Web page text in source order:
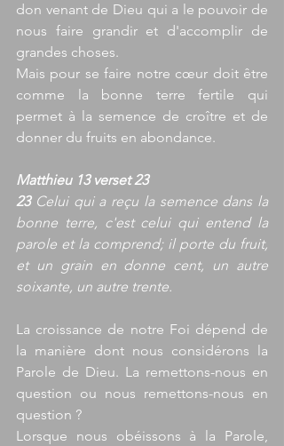
don venant de Dieu qui a le pouvoir de
nous faire grandir et d'accomplir de
grandes choses.
Mais pour se faire notre cœur doit être
comme la bonne terre fertile qui
permet à la semence de croître et de
donner du fruits en abondance.
Matthieu 13 verset 23
23 Celui qui a reçu la semence dans la
bonne terre, c'est celui qui entend la
parole et la comprend; il porte du fruit,
et un grain en donne cent, un autre
soixante, un autre trente.
La croissance de notre Foi dépend de
la manière dont nous considérons la
Parole de Dieu. La remettons-nous en
question ou nous remettons-nous en
question ?
Lorsque nous obéissons à la Parole,